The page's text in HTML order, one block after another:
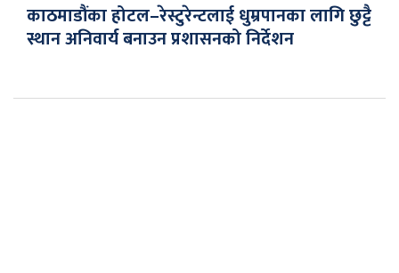
काठमाडौंका होटल–रेस्टुरेन्टलाई धुम्रपानका लागि छुट्टै
स्थान अनिवार्य बनाउन प्रशासनको निर्देशन